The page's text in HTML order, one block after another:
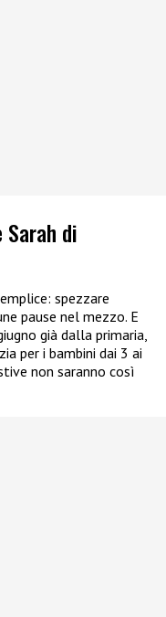
di
spezzare
pause nel mezzo. E
già dalla primaria,
per i bambini dai 3 ai
non saranno così